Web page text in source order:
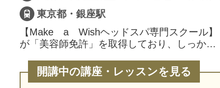
東京都・銀座駅
【Make a Wishヘッドスパ専門スクール
が「美容師免許」を取得しており、しっか…
開講中の講座・レッスンを見る